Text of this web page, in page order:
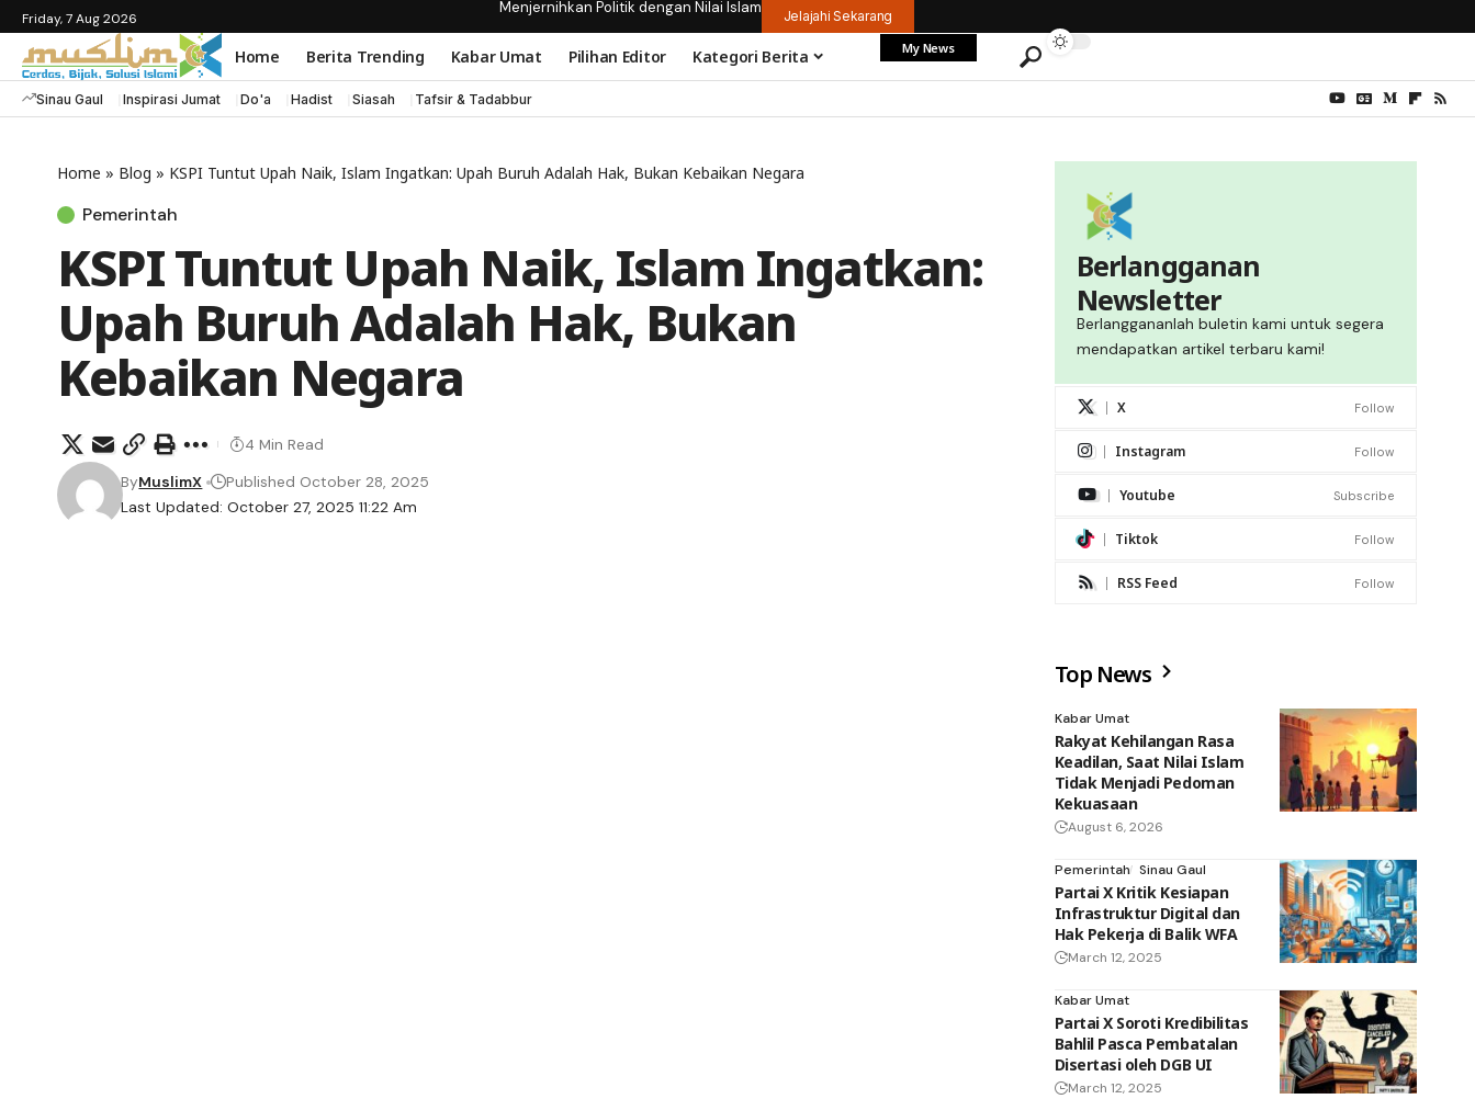
Friday, 7 Aug 2026
Menjernihkan Politik dengan Nilai Islam Jelajahi Sekarang
Home Berita Trending Kabar Umat Pilihan Editor Kategori Berita My News
Sinau Gaul Inspirasi Jumat Do'a Hadist Siasah Tafsir & Tadabbur
Home » Blog » KSPI Tuntut Upah Naik, Islam Ingatkan: Upah Buruh Adalah Hak, Bukan Kebaikan Negara
Pemerintah
KSPI Tuntut Upah Naik, Islam Ingatkan:
Upah Buruh Adalah Hak, Bukan
Kebaikan Negara
Last Updated: October 27, 2025 11:22 Am
ByMuslimX Published October 28, 2025
4 Min Read
Berlangganan
Newsletter
Berlanggananlah buletin kami untuk segera
mendapatkan artikel terbaru kami!
X Follow
Instagram Follow
Youtube Subscribe
Tiktok Follow
RSS Feed Follow
Top News
Kabar Umat
Rakyat Kehilangan Rasa
Keadilan, Saat Nilai Islam
Tidak Menjadi Pedoman
Kekuasaan
August 6, 2026
Pemerintah Sinau Gaul
Partai X Kritik Kesiapan
Infrastruktur Digital dan
Hak Pekerja di Balik WFA
March 12, 2025
Kabar Umat
Partai X Soroti Kredibilitas
Bahlil Pasca Pembatalan
Disertasi oleh DGB UI
March 12, 2025